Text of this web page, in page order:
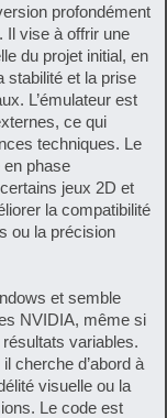
profondément
Il vise à offrir une
du projet initial, en
stabilité et la prise
L’émulateur est
ce qui
techniques. Le
en phase
jeux 2D et
la compatibilité
ou la précision
et semble
NVIDIA, même si
variables.
cherche d’abord à
visuelle ou la
Le code est